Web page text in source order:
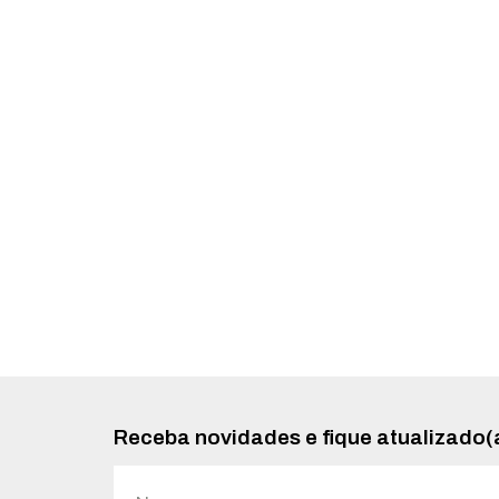
Receba novidades e fique